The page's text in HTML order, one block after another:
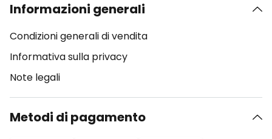
Informazioni generali
Condizioni generali di vendita
Informativa sulla privacy
Note legali
Metodi di pagamento